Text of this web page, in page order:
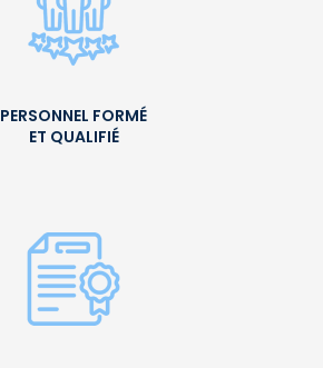
PERSONNEL FORMÉ
ET QUALIFIÉ